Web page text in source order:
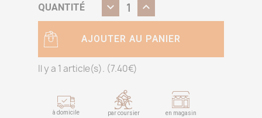
QUANTITÉ
AJOUTER AU PANIER
Il y a 1 article(s). (7.40€)
à domicile par coursier en magasin